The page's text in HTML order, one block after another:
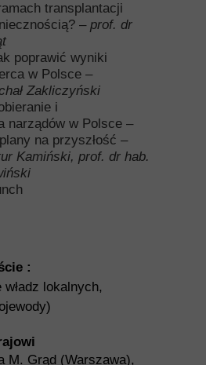
transplantacji
– prof. dr
poprawić wyniki
w Polsce –
Zakliczyński
i
narządów w Polsce –
na przyszłość –
Kamiński, prof. dr hab.
:
lokalnych,
M. Grąd (Warszawa),